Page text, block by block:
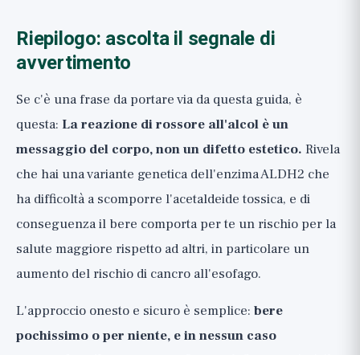
Riepilogo: ascolta il segnale di
avvertimento
Se c'è una frase da portare via da questa guida, è
questa: La reazione di rossore all'alcol è un
messaggio del corpo, non un difetto estetico. Rivela
che hai una variante genetica dell'enzima ALDH2 che
ha difficoltà a scomporre l'acetaldeide tossica, e di
conseguenza il bere comporta per te un rischio per la
salute maggiore rispetto ad altri, in particolare un
aumento del rischio di cancro all'esofago.
L'approccio onesto e sicuro è semplice: bere
pochissimo o per niente, e in nessun caso